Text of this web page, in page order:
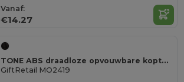
Vanaf:
€14.27
TONE ABS draadloze opvouwbare koptelefo
GiftRetail MO2419